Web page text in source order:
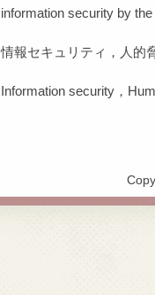
information security by the
情報セキュリティ，人的
Information security，